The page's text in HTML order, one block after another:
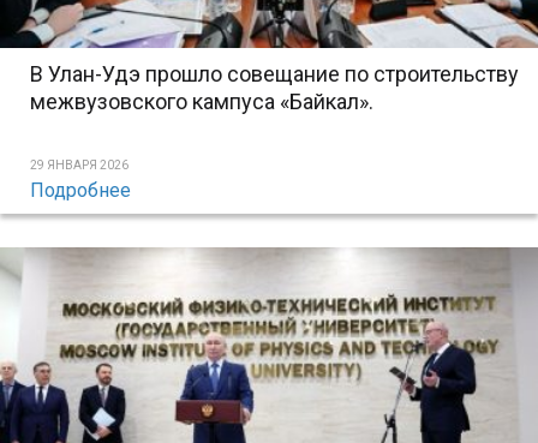
В Улан-Удэ прошло совещание по строительству
межвузовского кампуса «Байкал».
29 ЯНВАРЯ 2026
Подробнее